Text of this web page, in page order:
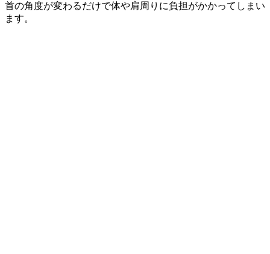
首の角度が変わるだけで体や肩周りに負担がかかってしまい
ます。